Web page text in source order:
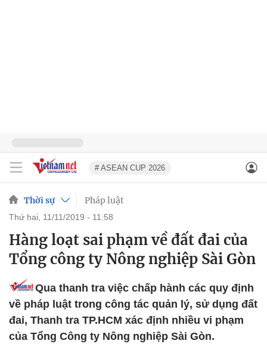
# ASEAN CUP 2026
Thời sự Pháp luật
thứ hai, 11/11/2019 - 11:58
Hàng loạt sai phạm về đất đai của
Tổng công ty Nông nghiệp Sài Gòn
Qua thanh tra việc chấp hành các quy định
về pháp luật trong công tác quản lý, sử dụng đất
đai, Thanh tra TP.HCM xác định nhiều vi phạm
của Tổng Công ty Nông nghiệp Sài Gòn.